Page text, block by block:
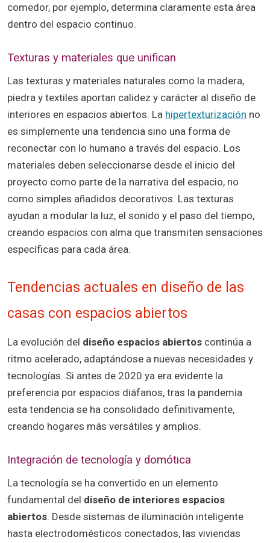
comedor, por ejemplo, determina claramente esta área
dentro del espacio continuo.
Texturas y materiales que unifican
Las texturas y materiales naturales como la madera,
piedra y textiles aportan calidez y carácter al diseño de
interiores en espacios abiertos. La hipertexturización no
es simplemente una tendencia sino una forma de
reconectar con lo humano a través del espacio. Los
materiales deben seleccionarse desde el inicio del
proyecto como parte de la narrativa del espacio, no
como simples añadidos decorativos. Las texturas
ayudan a modular la luz, el sonido y el paso del tiempo,
creando espacios con alma que transmiten sensaciones
específicas para cada área.
Tendencias actuales en diseño de las
casas con espacios abiertos
La evolución del diseño espacios abiertos continúa a
ritmo acelerado, adaptándose a nuevas necesidades y
tecnologías. Si antes de 2020 ya era evidente la
preferencia por espacios diáfanos, tras la pandemia
esta tendencia se ha consolidado definitivamente,
creando hogares más versátiles y amplios.
Integración de tecnología y domótica
La tecnología se ha convertido en un elemento
fundamental del diseño de interiores espacios
abiertos. Desde sistemas de iluminación inteligente
hasta electrodomésticos conectados, las viviendas